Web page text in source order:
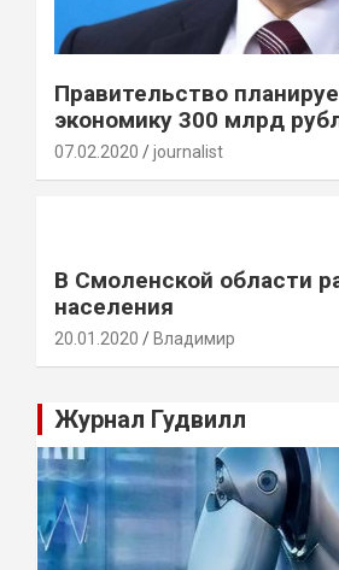
Правительство
экономику 300 млрд
07.02.2020 journalist
В Смоленской области
населения
20.01.2020 Владимир
Журнал Гудвилл